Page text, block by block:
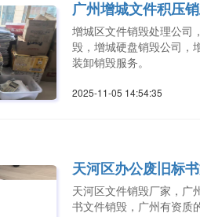
广州增城文件积压
增城区文件销毁处理公司
毁，增城硬盘销毁公司，
装卸销毁服务。
2025-11-05 14:54:35
天河区办公废旧标
天河区文件销毁厂家，广
书文件销毁，广州有资质